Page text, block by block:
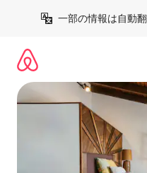
一部の情報は自動